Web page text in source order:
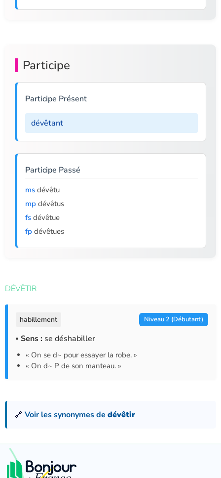
Participe
Participe Présent
dévêtant
Participe Passé
ms dévêtu
mp dévêtus
fs dévêtue
fp dévêtues
DÉVÊTIR
habillement Niveau 2 (Débutant)
▪ Sens : se déshabiller
« On se d~ pour essayer la robe. »
« On d~ P de son manteau. »
🔗 Voir les synonymes de dévêtir